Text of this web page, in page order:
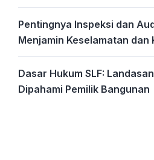
Pentingnya Inspeksi dan
Menjamin Keselamatan
Dasar Hukum SLF:
Dipahami Pemilik Bangunan